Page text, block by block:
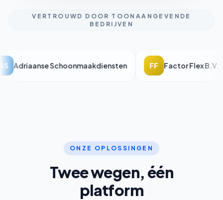
VERTROUWD DOOR TOONAANGEVENDE
BEDRIJVEN
Adriaanse Schoonmaakdiensten FF Factor Flex B.V.
ONZE OPLOSSINGEN
Twee wegen, één
platform